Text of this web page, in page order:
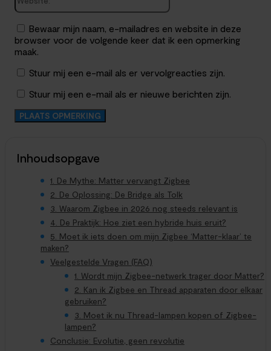
Bewaar mijn naam, e-mailadres en website in deze
browser voor de volgende keer dat ik een opmerking
maak.
Stuur mij een e-mail als er vervolgreacties zijn.
Stuur mij een e-mail als er nieuwe berichten zijn.
Inhoudsopgave
1. De Mythe: Matter vervangt Zigbee
2. De Oplossing: De Bridge als Tolk
3. Waarom Zigbee in 2026 nog steeds relevant is
4. De Praktijk: Hoe ziet een hybride huis eruit?
5. Moet ik iets doen om mijn Zigbee ‘Matter-klaar’ te
maken?
Veelgestelde Vragen (FAQ)
1. Wordt mijn Zigbee-netwerk trager door Matter?
2. Kan ik Zigbee en Thread apparaten door elkaar
gebruiken?
3. Moet ik nu Thread-lampen kopen of Zigbee-
lampen?
Conclusie: Evolutie, geen revolutie